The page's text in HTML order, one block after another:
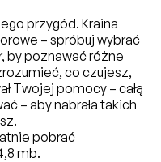
przygód. Kraina
– spróbuj wybrać
by poznawać różne
co czujesz,
Twojej pomocy – całą
– aby nabrała takich
pobrać
mb.